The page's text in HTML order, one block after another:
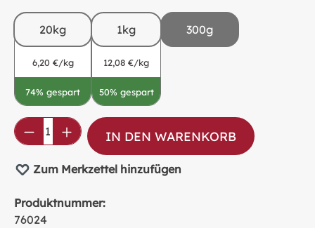
20kg
6,20 €/kg
74% gespart
1kg
12,08 €/kg
50% gespart
300g
Produkt Anzahl: Gib den gewünschten
IN DEN WARENKORB
Zum Merkzettel hinzufügen
Produktnummer:
76024